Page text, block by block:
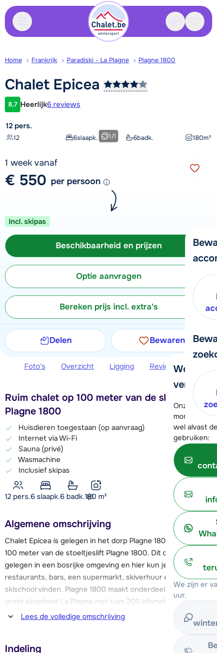
Contact
We
verder!
Onze
moment
wel alvast
gebruiken:
We zijn er
uur.
Home Frankrijk Paradiski - La Plagne Plagne 1800
Chalet Epicea
Klantwaardering
8,7 Heerlijk6 reviews
12 pers.
12 6slaapk. 6badk. 180m²
1/1
1 week vanaf
€ 550 per persoon
Incl. skipas
Beschikbaarheid en prijzen
Optie aanvragen
Bereken prijs incl. extra's
Delen Bewaren
Foto's Overzicht Ligging Reviews
Ruim chalet op 100 meter van de skilift in
Plagne 1800
Huisdieren toegestaan (op aanvraag)
Internet via Wi-Fi
Sauna (privé)
Wasmachine
Inclusief skipas
12 pers.6 slaapk.6 badk.180 m²
Algemene omschrijving
Chalet Epicea is gelegen in het dorp Plagne 1800, op circa
100 meter van de stoeltjeslift Plagne 1800. Dit dorp is
gelegen in een bosrijke omgeving en hier kun je een aantal
restaurants, bars, een supermarkt, skiverhuur en een
skischool vinden. Plagne 1800 maakt onderdeel uit van het
grote skigebied La Plagne met ruim 200 kilometer aan pistes.
Wil je nog meer uitdaging? Neem dan de uitgebreide skipas
en maak de oversteek naar Les Arcs! Samen hebben deze
Lees de volledige omschrijving
Indeling